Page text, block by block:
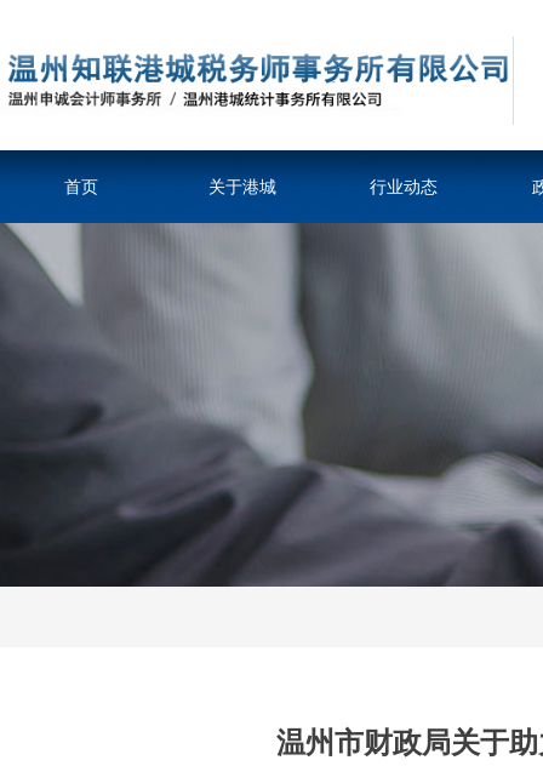
首页 关于港城 行业动态
温州市财政局关于